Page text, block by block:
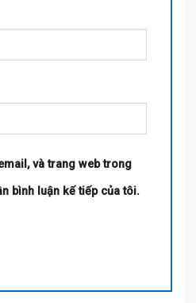
và trang web trong
bình luận kế tiếp của tôi.